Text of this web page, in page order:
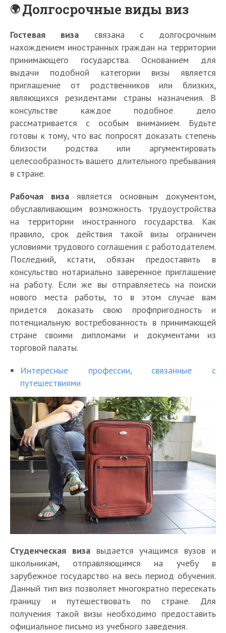
Долгосрочные виды виз
Гостевая виза связана с долгосрочным
нахождением иностранных граждан на территории
принимающего государства. Основанием для
выдачи подобной категории визы является
приглашение от родственников или близких,
являющихся резидентами страны назначения. В
консульстве каждое подобное дело
рассматривается с особым вниманием. Будьте
готовы к тому, что вас попросят доказать степень
близости родства или аргументировать
целесообразность вашего длительного пребывания
в стране.
Рабочая виза является основным документом,
обуславливающим возможность трудоустройства
на территории иностранного государства. Как
правило, срок действия такой визы ограничен
условиями трудового соглашения с работодателем.
Последний, кстати, обязан предоставить в
консульство нотариально заверенное приглашение
на работу. Если же вы отправляетесь на поиски
нового места работы, то в этом случае вам
придется доказать свою профпригодность и
потенциальную востребованность в принимающей
стране своими дипломами и документами из
торговой палаты.
Интересные профессии, связанные с
путешествиями
Студенческая визавыдается учащимся вузов и
школьникам, отправляющимся на учебу в
зарубежное государство на весь период обучения.
Данный тип виз позволяет многократно пересекать
границу и путешествовать по стране. Для
получения такой визы необходимо предоставить
официальное письмо из учебного заведения.